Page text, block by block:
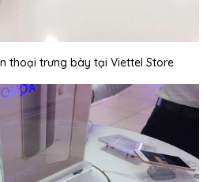
thoại trưng bày tại Viettel Store